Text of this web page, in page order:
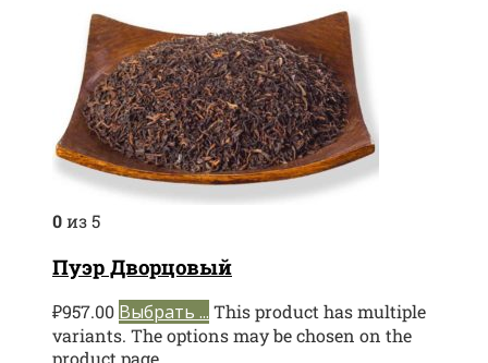
0из 5
Пуэр Дворцовый
₽957.00 Выбрать ... This product has multiple
variants. The options may be chosen on the